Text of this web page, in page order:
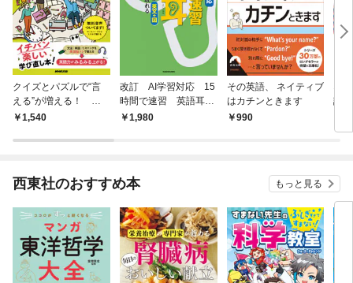
クイズとパズルで“言
える”が増える！ 大
人の中学英語エクササ
1,540
改訂 AI学習対応 15
時間で速習 英語耳
頻出1660語を含む英
1,980
その英語、 ネイティブ
はカチンときます
990
語
西東社のおすすめ本 もっと見る